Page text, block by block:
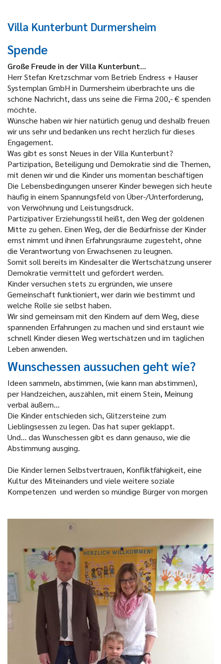
Villa Kunterbunt Durmersheim
Spende
Große Freude in der Villa Kunterbunt...
Herr Stefan Kretzschmar vom Betrieb Endress + Hauser
Systemplan GmbH in Durmersheim überbrachte uns die
schöne Nachricht, dass uns seine die Firma 200,- € spenden
möchte.
Wünsche haben wir hier natürlich genug und deshalb freuen
wir uns sehr und bedanken uns recht herzlich für dieses
Engagement.
Was gibt es sonst Neues in der Villa Kunterbunt?
Partizipation, Beteiligung und Demokratie sind die Themen,
mit denen wir und die Kinder uns momentan beschäftigen
Die Lebensbedingungen unserer Kinder bewegen sich heute
häufig in einem Spannungsfeld von Über-/Unterforderung,
von Verwöhnung und Leistungsdruck.
Partizipativer Erziehungsstil heißt, den Weg der goldenen
Mitte zu gehen. Einen Weg, der die Bedürfnisse der Kinder
ernst nimmt und ihnen Erfahrungsräume zugesteht, ohne
die Verantwortung von Erwachsenen zu leugnen.
Somit soll bereits im Kindesalter die Wertschätzung unserer
Demokratie vermittelt und gefördert werden.
Kinder versuchen stets zu ergründen, wie unsere
Gemeinschaft funktioniert, wer darin wie bestimmt und
welche Rolle sie selbst haben.
Wir sind gemeinsam mit den Kindern auf dem Weg, diese
spannenden Erfahrungen zu machen und sind erstaunt wie
schnell Kinder diesen Weg wertschätzen und im täglichen
Leben anwenden.
Wunschessen aussuchen geht wie?
Ideen sammeln, abstimmen, (wie kann man abstimmen),
per Handzeichen, auszählen, mit einem Stein, Meinung
verbal äußern...
Die Kinder entschieden sich, Glitzersteine zum
Lieblingsessen zu legen. Das hat super geklappt.
Und... das Wunschessen gibt es dann genauso, wie die
Abstimmung ausging.
Die Kinder lernen Selbstvertrauen, Konfliktfähigkeit, eine
Kultur des Miteinanders und viele weitere soziale
Kompetenzen und werden so mündige Bürger von morgen